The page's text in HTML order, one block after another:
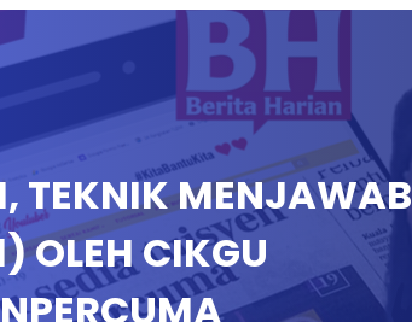
TEKNIK MENJAWAB
OLEH CIKGU